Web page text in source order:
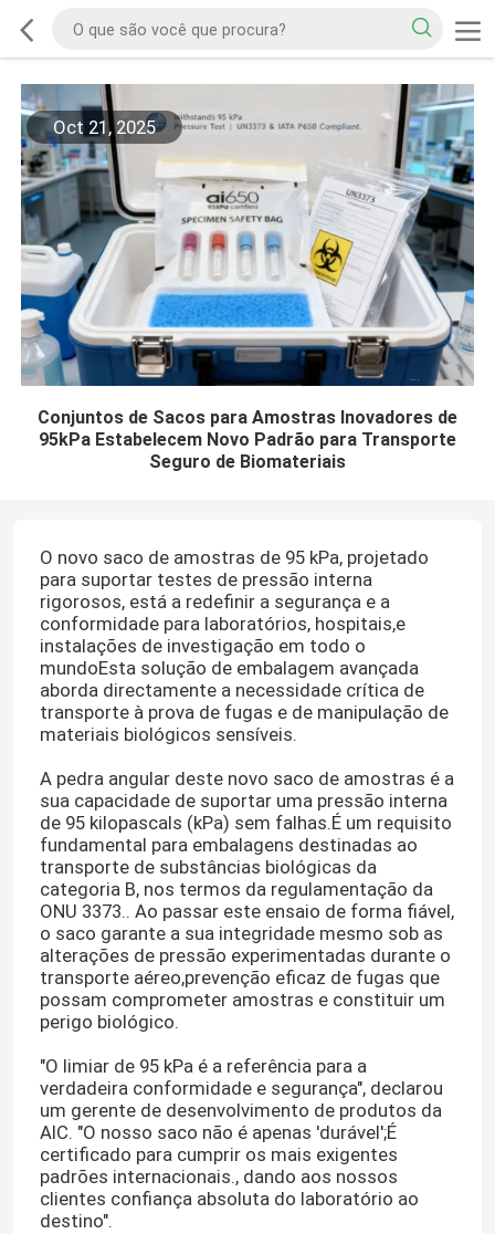
Oct 21, 2025
Conjuntos de Sacos para Amostras Inovadores de
95kPa Estabelecem Novo Padrão para Transporte
Seguro de Biomateriais
O novo saco de amostras de 95 kPa, projetado
para suportar testes de pressão interna
rigorosos, está a redefinir a segurança e a
conformidade para laboratórios, hospitais,e
instalações de investigação em todo o
mundoEsta solução de embalagem avançada
aborda directamente a necessidade crítica de
transporte à prova de fugas e de manipulação de
materiais biológicos sensíveis.
A pedra angular deste novo saco de amostras é a
sua capacidade de suportar uma pressão interna
de 95 kilopascals (kPa) sem falhas.É um requisito
fundamental para embalagens destinadas ao
transporte de substâncias biológicas da
categoria B, nos termos da regulamentação da
ONU 3373.. Ao passar este ensaio de forma fiável,
o saco garante a sua integridade mesmo sob as
alterações de pressão experimentadas durante o
transporte aéreo,prevenção eficaz de fugas que
possam comprometer amostras e constituir um
perigo biológico.
"O limiar de 95 kPa é a referência para a
verdadeira conformidade e segurança", declarou
um gerente de desenvolvimento de produtos da
AIC. "O nosso saco não é apenas 'durável';É
certificado para cumprir os mais exigentes
padrões internacionais., dando aos nossos
clientes confiança absoluta do laboratório ao
destino".